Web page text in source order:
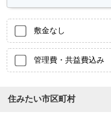
敷金なし
管理費・共益費込み
住みたい市区町村